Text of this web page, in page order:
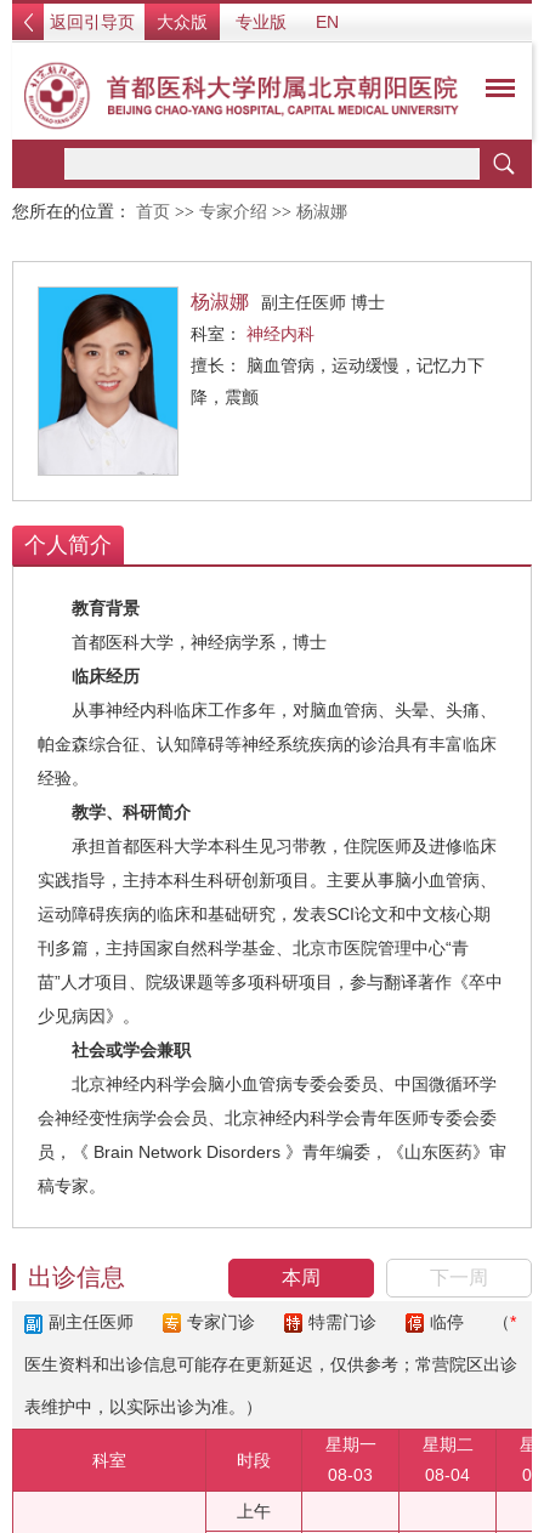
返回引导页 大众版 专业版 EN
您所在的位置： 首页 >> 专家介绍 >> 杨淑娜
杨淑娜
副主任医师 博士
科室： 神经内科
擅长： 脑血管病，运动缓慢，记忆力下
降，震颤
个人简介
教育背景
首都医科大学，神经病学系，博士
临床经历
从事神经内科临床工作多年，对脑血管病、头晕、头痛、
帕金森综合征、认知障碍等神经系统疾病的诊治具有丰富临床
经验。
教学、科研简介
承担首都医科大学本科生见习带教，住院医师及进修临床
实践指导，主持本科生科研创新项目。主要从事脑小血管病、
运动障碍疾病的临床和基础研究，发表SCI论文和中文核心期
刊多篇，主持国家自然科学基金、北京市医院管理中心“青
苗”人才项目、院级课题等多项科研项目，参与翻译著作《卒中
少见病因》。
社会或学会兼职
北京神经内科学会脑小血管病专委会委员、中国微循环学
会神经变性病学会会员、北京神经内科学会青年医师专委会委
员，《 Brain Network Disorders 》青年编委，《山东医药》审
稿专家。
本周 下一周
出诊信息
副主任医师 专家门诊 特需门诊 临停 （*
医生资料和出诊信息可能存在更新延迟，仅供参考；常营院区出诊
表维护中，以实际出诊为准。）
科室 时段
星期一
08-03
星期二
08-04
星
上午